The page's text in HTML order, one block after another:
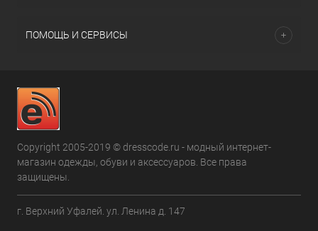
ПОМОЩЬ И СЕРВИСЫ
Copyright 2005-2019 © dresscode.ru - модный интернет-
магазин одежды, обуви и аксессуаров. Все права
защищены.
г. Верхний Уфалей. ул. Ленина д. 147